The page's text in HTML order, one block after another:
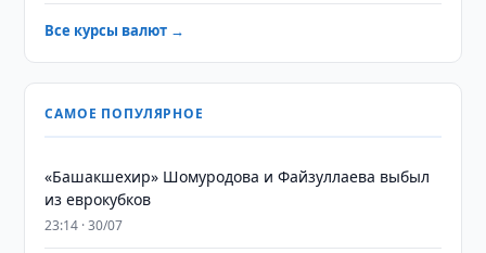
Все курсы валют →
САМОЕ ПОПУЛЯРНОЕ
«Башакшехир» Шомуродова и Файзуллаева выбыл
из еврокубков
23:14 · 30/07